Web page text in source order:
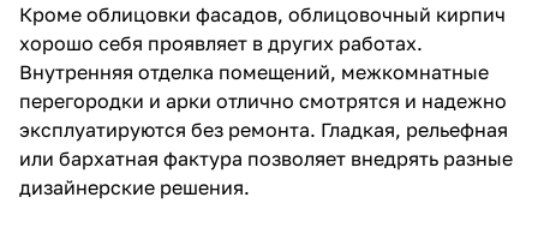
Кроме облицовки фасадов, облицовочный кирпич
хорошо себя проявляет в других работах.
Внутренняя отделка помещений, межкомнатные
перегородки и арки отлично смотрятся и надежно
эксплуатируются без ремонта. Гладкая, рельефная
или бархатная фактура позволяет внедрять разные
дизайнерские решения.